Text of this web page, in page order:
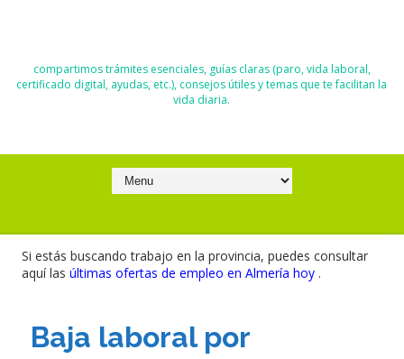
compartimos trámites esenciales, guías claras (paro, vida laboral,
certificado digital, ayudas, etc.), consejos útiles y temas que te facilitan la
vida diaria.
Si estás buscando trabajo en la provincia, puedes consultar
aquí las últimas ofertas de empleo en Almería hoy .
Baja laboral por